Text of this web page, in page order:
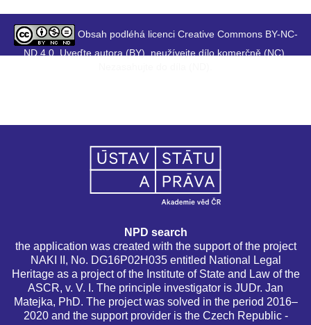
Obsah podléhá licenci Creative Commons BY-NC-
ND 4.0. Uveďte autora (BY), neužívejte dílo komerčně (NC),
NPD search
the application was created with the support of the project
NAKI II, No. DG16P02H035 entitled National Legal
Heritage as a project of the Institute of State and Law of the
ASCR, v. V. I. The principle investigator is JUDr. Jan
Matejka, PhD. The project was solved in the period 2016–
2020 and the support provider is the Czech Republic -